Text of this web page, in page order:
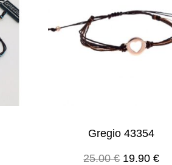
Gregio 43354
25.00€ 19.90€